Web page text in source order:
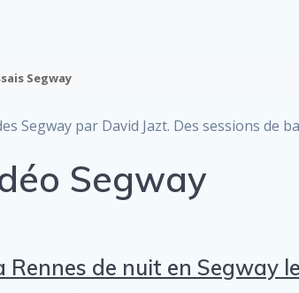
Segway
Segway par David Jazt. Des sessions de
Segway
Rennes de nuit en Segway